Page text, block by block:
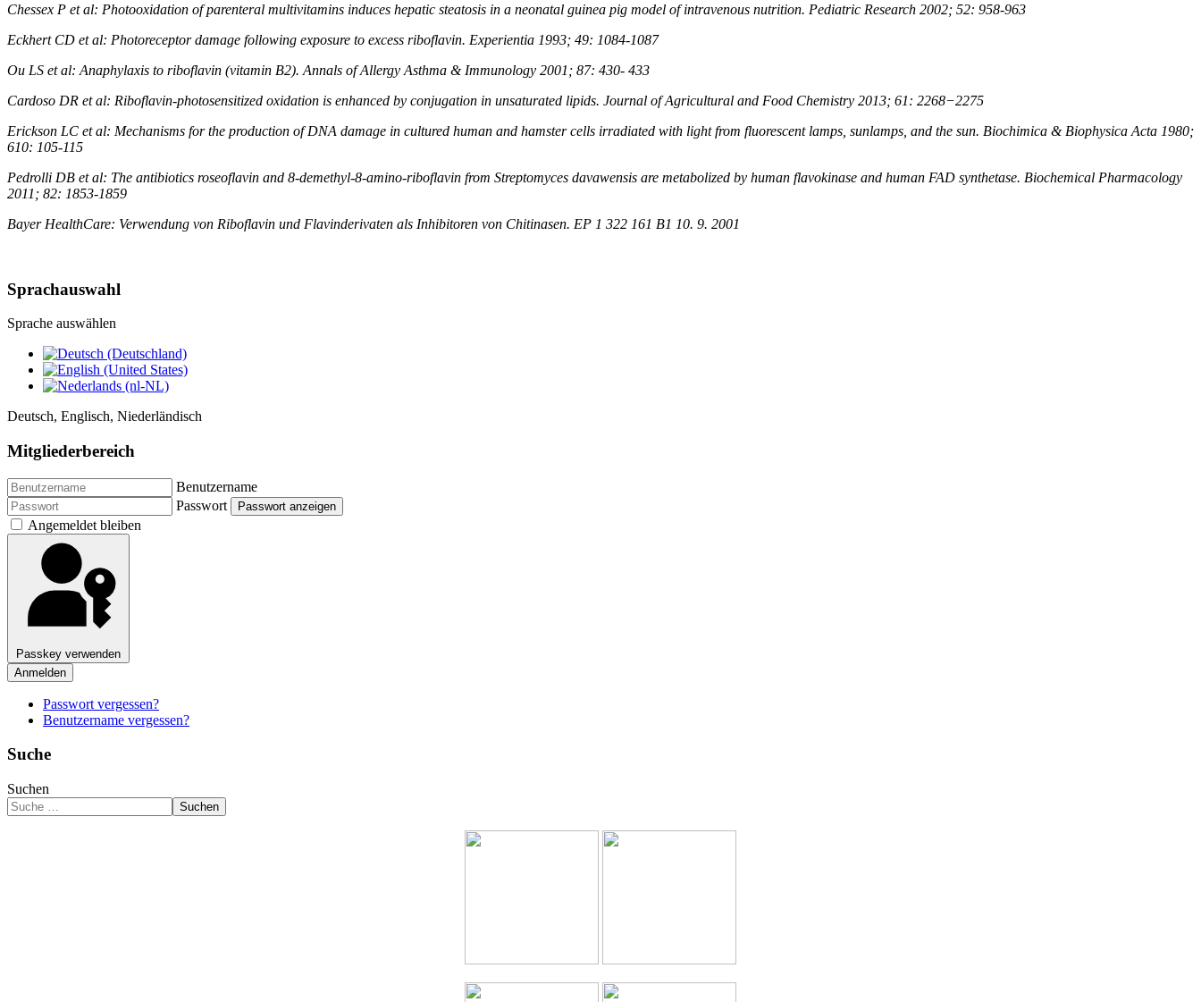
Chessex P et al: Photooxidation of parenteral multivitamins induces hepatic steatosis in a neonatal guinea pig model of intravenous nutrition. Pediatric Research 2002; 52: 958-963
Eckhert CD et al: Photoreceptor damage following exposure to excess riboflavin. Experientia 1993; 49: 1084-1087
Ou LS et al: Anaphylaxis to riboflavin (vitamin B2). Annals of Allergy Asthma & Immunology 2001; 87: 430- 433
Cardoso DR et al: Riboflavin-photosensitized oxidation is enhanced by conjugation in unsaturated lipids. Journal of Agricultural and Food Chemistry 2013; 61: 2268−2275
Erickson LC et al: Mechanisms for the production of DNA damage in cultured human and hamster cells irradiated with light from fluorescent lamps, sunlamps, and the sun. Biochimica & Biophysica Acta 1980;
610: 105-115
Pedrolli DB et al: The antibiotics roseoflavin and 8-demethyl-8-amino-riboflavin from Streptomyces davawensis are metabolized by human flavokinase and human FAD synthetase. Biochemical Pharmacology
2011; 82: 1853-1859
Bayer HealthCare: Verwendung von Riboflavin und Flavinderivaten als Inhibitoren von Chitinasen. EP 1 322 161 B1 10. 9. 2001
Sprachauswahl
Sprache auswählen
Deutsch, Englisch, Niederländisch
Mitgliederbereich
Benutzername
Passwort
Passwort anzeigen
Angemeldet bleiben
Passkey verwenden
Anmelden
Passwort vergessen?
Benutzername vergessen?
Suche
Suchen
Suchen